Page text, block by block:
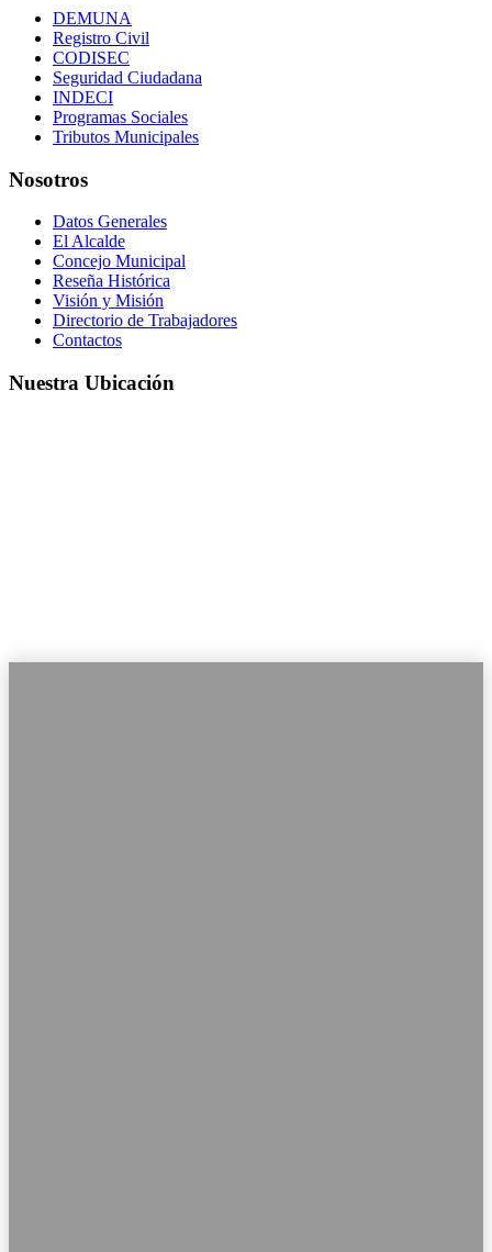
DEMUNA
Registro Civil
CODISEC
Seguridad Ciudadana
INDECI
Programas Sociales
Tributos Municipales
Nosotros
Datos Generales
El Alcalde
Concejo Municipal
Reseña Histórica
Visión y Misión
Directorio de Trabajadores
Contactos
Nuestra Ubicación